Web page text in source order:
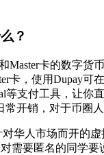
？
Master卡的数字货
卡，使用Dupay可
等支付工具，让你
常开销，对于币圈
对华人市场而开的
需要匿名的同学要